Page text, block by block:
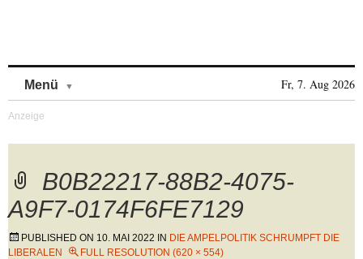
Menü Fr, 7. Aug 2026
B0B22217-88B2-4075-
A9F7-0174F6FE7129
PUBLISHED ON 10. MAI 2022 IN DIE AMPELPOLITIK SCHRUMPFT DIE
LIBERALEN
FULL RESOLUTION (620 × 554)